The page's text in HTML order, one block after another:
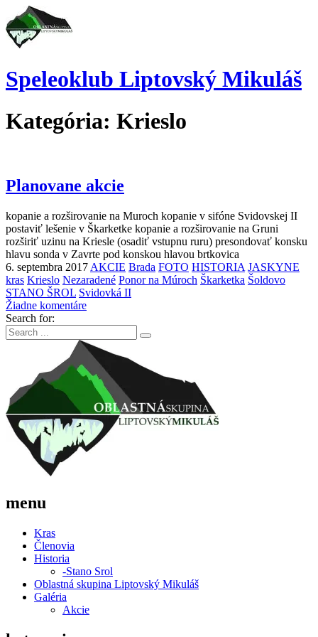
Speleoklub Liptovský Mikuláš
Kategória: Krieslo
Planovane akcie
kopanie a rozširovanie na Muroch kopanie v sifóne Svidovskej II
postaviť lešenie v Škarketke kopanie a rozširovanie na Gruni
rozširiť uzinu na Kriesle (osadiť vstupnu ruru) presondovať konsku
hlavu sonda v Zavrte pod konskou hlavou brtkovica
6. septembra 2017 AKCIE Brada FOTO HISTORIA JASKYNE
kras Krieslo Nezaradené Ponor na Múroch Škarketka Šoldovo
STANO ŠROL Svidovká II
Žiadne komentáre
Search for:
menu
Kras
Členovia
Historia
-Stano Srol
Oblastná skupina Liptovský Mikuláš
Galéria
Akcie